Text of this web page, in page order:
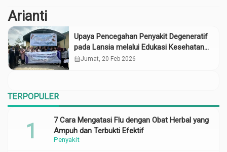
Arianti
Upaya Pencegahan Penyakit Degeneratif
pada Lansia melalui Edukasi Kesehatan
Terpadu di Desa Lidah Tanah Serdang
calendar_monthJumat, 20 Feb 2026
TERPOPULER
Penyakit
7 Cara Mengatasi Flu dengan Obat Herbal yang
Ampuh dan Terbukti Efektif